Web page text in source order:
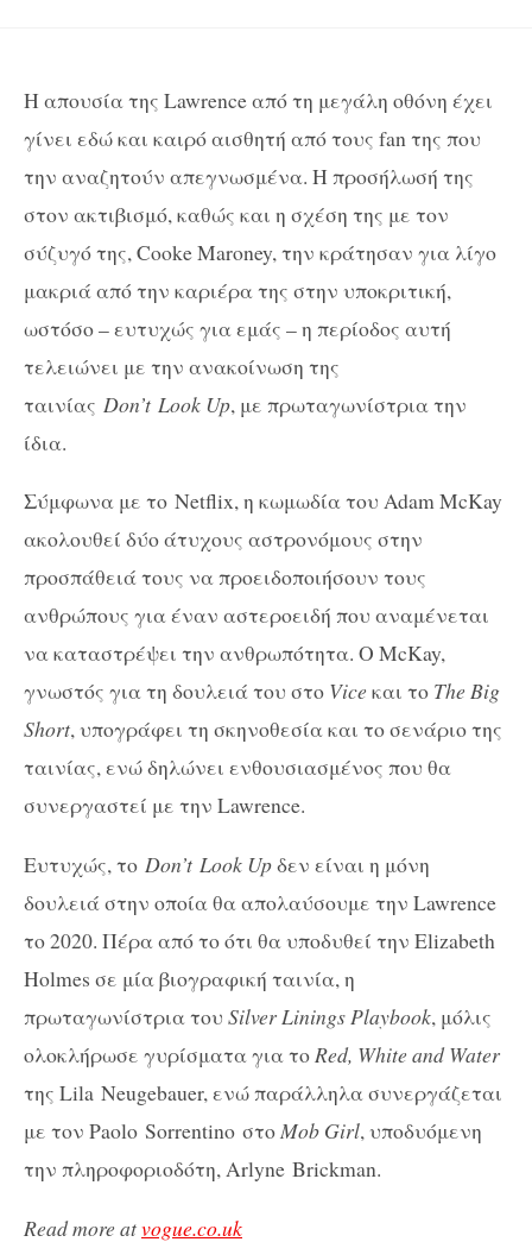
H απουσία της Lawrence από τη μεγάλη οθόνη έχει
γίνει εδώ και καιρό αισθητή από τους fan της που
την αναζητούν απεγνωσμένα. Η προσήλωσή της
στον ακτιβισμό, καθώς και η σχέση της με τον
σύζυγό της, Cooke Maroney, την κράτησαν για λίγο
μακριά από την καριέρα της στην υποκριτική,
ωστόσο – ευτυχώς για εμάς – η περίοδος αυτή
τελειώνει με την ανακοίνωση της
ταινίας Don’t Look Up, με πρωταγωνίστρια την
ίδια.
Σύμφωνα με το Netflix, η κωμωδία του Adam McKay
ακολουθεί δύο άτυχους αστρονόμους στην
προσπάθειά τους να προειδοποιήσουν τους
ανθρώπους για έναν αστεροειδή που αναμένεται
να καταστρέψει την ανθρωπότητα. Ο McKay,
γνωστός για τη δουλειά του στο Viceκαι το The Big
Short, υπογράφει τη σκηνοθεσία και το σενάριο της
ταινίας, ενώ δηλώνει ενθουσιασμένος που θα
συνεργαστεί με την Lawrence.
Ευτυχώς, το Don’t Look Upδεν είναι η μόνη
δουλειά στην οποία θα απολαύσουμε την Lawrence
το 2020. Πέρα από το ότι θα υποδυθεί την Elizabeth
Holmes σε μία βιογραφική ταινία, η
πρωταγωνίστρια του Silver Linings Playbook, μόλις
ολοκλήρωσε γυρίσματα για τοRed, White and Water
της Lila Neugebauer, ενώ παράλληλα συνεργάζεται
με τον Paolo Sorrentino στοMob Girl, υποδυόμενη
την πληροφοριοδότη, Arlyne Brickman.
Read more atvogue.co.uk